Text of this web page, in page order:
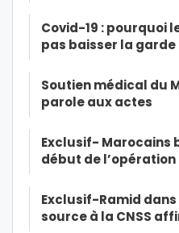
Covid-19 : pourquoi
pas baisser la garde
Soutien médical du
parole aux actes
Exclusif- Marocains
début de
Exclusif-Ramid
source à la CNSS